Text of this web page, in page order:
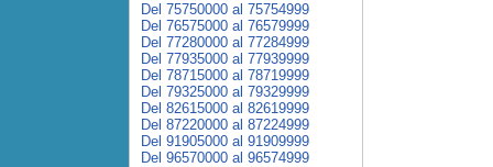
Del 75750000 al 75754999
Del 76575000 al 76579999
Del 77280000 al 77284999
Del 77935000 al 77939999
Del 78715000 al 78719999
Del 79325000 al 79329999
Del 82615000 al 82619999
Del 87220000 al 87224999
Del 91905000 al 91909999
Del 96570000 al 96574999